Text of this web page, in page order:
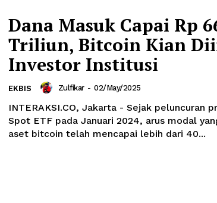
Dana Masuk Capai Rp
Triliun, Bitcoin Kian
Investor Institusi
EKBIS Zulfikar - 02/May/2025
INTERAKSI.CO, Jakarta - Sejak peluncuran
Spot ETF pada Januari 2024, arus modal
aset bitcoin telah mencapai lebih dari 40...